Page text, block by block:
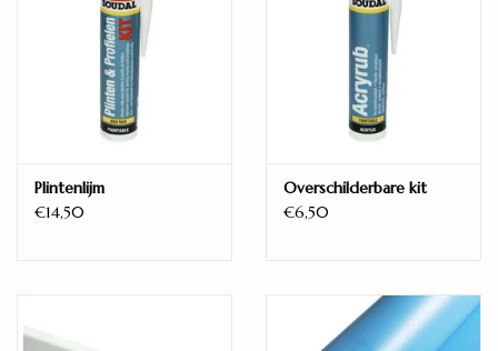
DuoConnect+ kliksysteem
Randafwerking:
V4 - groef aan alle zijden
Eigenschappen:
Geschikt voor:Vloerverwarming
Warmteweerstand:
Plintenlijm
€14,50
Overschilderbare kit
€6,50